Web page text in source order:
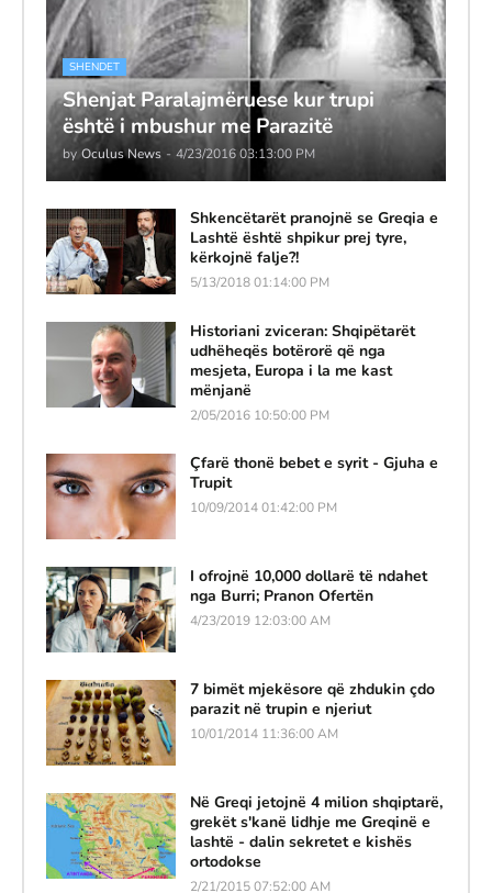
SHENDET
Shenjat Paralajmëruese kur trupi
është i mbushur me Parazitë
by Oculus News - 4/23/2016 03:13:00 PM
Shkencëtarët pranojnë se Greqia e
Lashtë është shpikur prej tyre,
kërkojnë falje?!
5/13/2018 01:14:00 PM
Historiani zviceran: Shqipëtarët
udhëheqës botërorë që nga
mesjeta, Europa i la me kast
mënjanë
2/05/2016 10:50:00 PM
Çfarë thonë bebet e syrit - Gjuha e
Trupit
10/09/2014 01:42:00 PM
I ofrojnë 10,000 dollarë të ndahet
nga Burri; Pranon Ofertën
4/23/2019 12:03:00 AM
7 bimët mjekësore që zhdukin çdo
parazit në trupin e njeriut
10/01/2014 11:36:00 AM
Në Greqi jetojnë 4 milion shqiptarë,
grekët s'kanë lidhje me Greqinë e
lashtë - dalin sekretet e kishës
ortodokse
2/21/2015 07:52:00 AM